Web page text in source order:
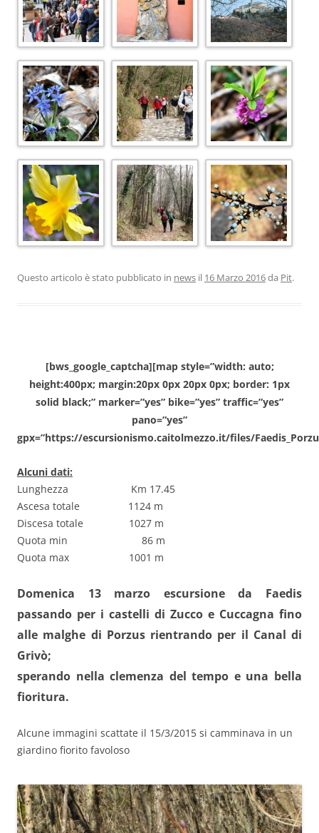
Questo articolo è stato pubblicato in news il 16 Marzo 2016da Pit.
[bws_google_captcha][map style=”width: auto;
height:400px; margin:20px 0px 20px 0px; border: 1px
solid black;” marker=”yes” bike=”yes” traffic=”yes”
pano=”yes”
gpx=”https://escursionismo.caitolmezzo.it/files/
Alcuni dati:
Lunghezza Km 17.45
Ascesa totale 1124 m
Discesa totale 1027 m
Quota min 86 m
Quota max 1001 m
Domenica 13 marzo escursione da Faedis
passando per i castelli di Zucco e Cuccagna fino
alle malghe di Porzus rientrando per il Canal di
Grivò;
sperando nella clemenza del tempo e una bella
fioritura.
Alcune immagini scattate il 15/3/2015 si camminava in un
giardino fiorito favoloso